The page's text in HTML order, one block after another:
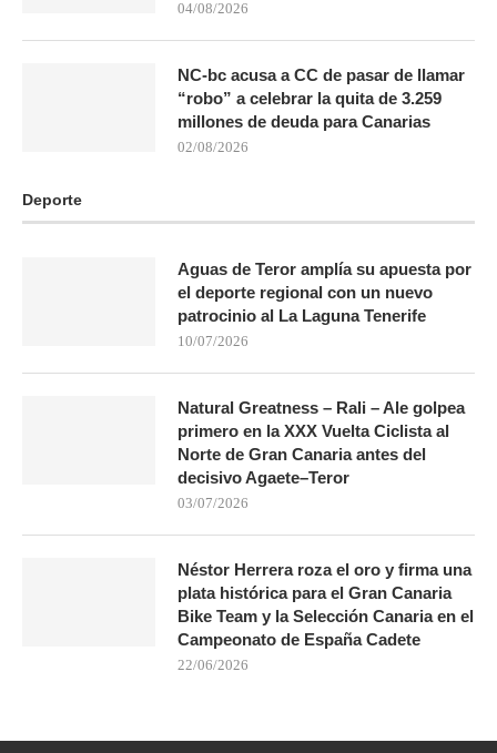
04/08/2026
NC-bc acusa a CC de pasar de llamar
“robo” a celebrar la quita de 3.259
millones de deuda para Canarias
02/08/2026
Deporte
Aguas de Teror amplía su apuesta por
el deporte regional con un nuevo
patrocinio al La Laguna Tenerife
10/07/2026
Natural Greatness – Rali – Ale golpea
primero en la XXX Vuelta Ciclista al
Norte de Gran Canaria antes del
decisivo Agaete–Teror
03/07/2026
Néstor Herrera roza el oro y firma una
plata histórica para el Gran Canaria
Bike Team y la Selección Canaria en el
Campeonato de España Cadete
22/06/2026